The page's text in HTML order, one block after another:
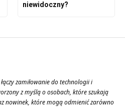
niewidoczny?
zamiłowanie do technologii i
z myślą o osobach, które szukają
nowinek, które mogą odmienić zarówno